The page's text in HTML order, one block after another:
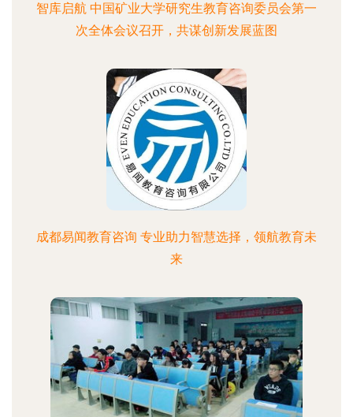
智库启航 中国矿业大学研究生教育咨询委员会第一
次全体会议召开，共谋创新发展蓝图
成都易闻教育咨询 专业助力智慧选择，领航教育未
来